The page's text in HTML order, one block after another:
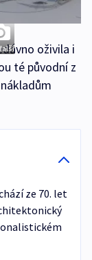
oživila i
té původní z
ze 70. let